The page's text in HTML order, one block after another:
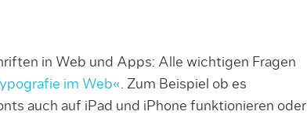
in Web und Apps: Alle wichtigen Fragen
im Web«. Zum Beispiel ob es
auch auf iPad und iPhone funktionieren oder